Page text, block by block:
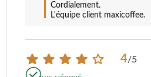
Cordialement.
L'équipe client maxicoffee.
4/5